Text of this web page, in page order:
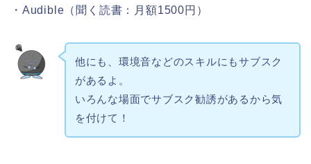
・Audible（聞く読書：月額1500円）
他にも、環境音などのスキルにもサブスク
があるよ。
いろんな場面でサブスク勧誘があるから気
を付けて！